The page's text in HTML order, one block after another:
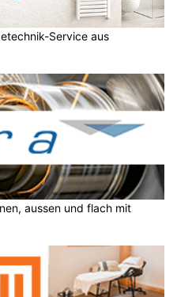
Service aus
aussen und flach mit